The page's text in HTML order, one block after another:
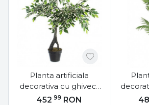
Planta artificiala
decorativa cu ghiveci,
120 cm, Ficus-2
452 99 RON